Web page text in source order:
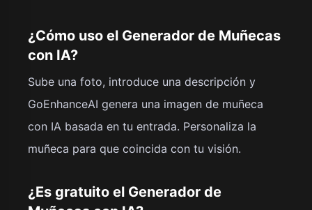
¿Cómo uso el Generador de Muñecas
con IA?
Sube una foto, introduce una descripción y
GoEnhanceAI genera una imagen de muñeca
con IA basada en tu entrada. Personaliza la
muñeca para que coincida con tu visión.
¿Es gratuito el Generador de